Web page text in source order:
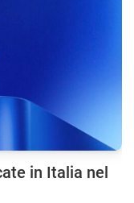
in Italia nel